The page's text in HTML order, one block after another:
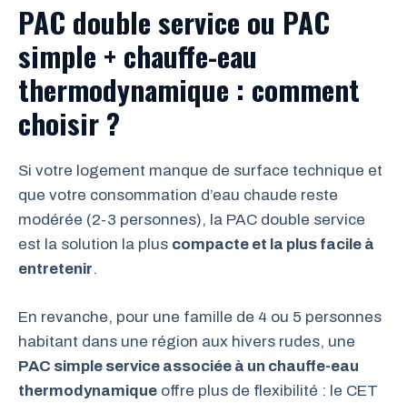
PAC double service ou PAC
simple + chauffe-eau
thermodynamique : comment
choisir ?
Si votre logement manque de surface technique et
que votre consommation d’eau chaude reste
modérée (2-3 personnes), la PAC double service
est la solution la plus compacte et la plus facile à
entretenir.
En revanche, pour une famille de 4 ou 5 personnes
habitant dans une région aux hivers rudes, une
PAC simple service associée à un chauffe-eau
thermodynamique offre plus de flexibilité : le CET